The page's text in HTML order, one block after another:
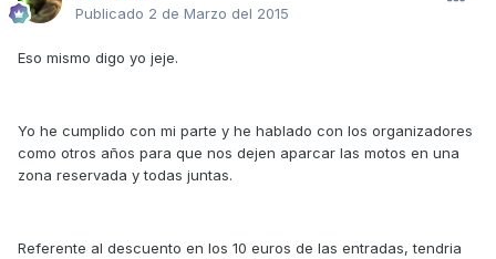
Publicado 2 de Marzo del 2015
Eso mismo digo yo jeje.
Yo he cumplido con mi parte y he hablado con los organizadores
como otros años para que nos dejen aparcar las motos en una
zona reservada y todas juntas.
Referente al descuento en los 10 euros de las entradas, tendria